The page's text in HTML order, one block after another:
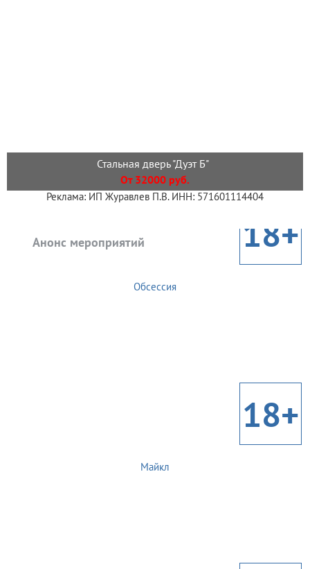
Стальная дверь "Дуэт Б"
От 32000 руб.
Реклама: ИП Журавлев П.В. ИНН: 571601114404
Анонс мероприятий 18+
Обсессия
18+
Майкл